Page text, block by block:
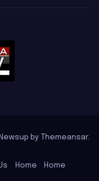
by Themeansar.
Home Home